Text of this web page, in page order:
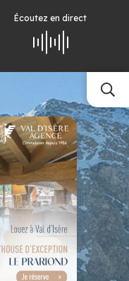
Écoutez en direct